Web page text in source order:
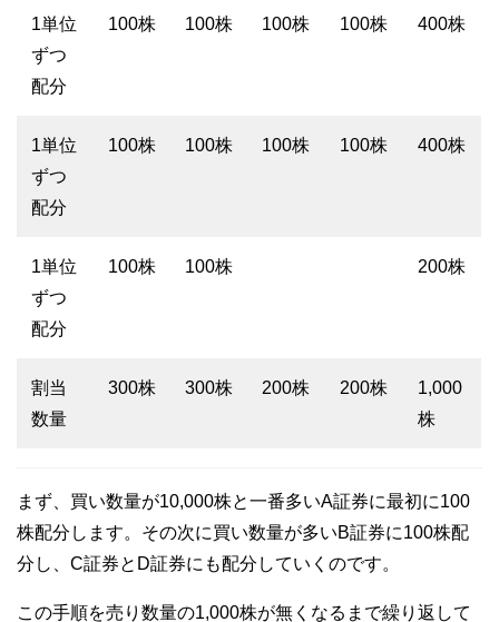
1単位
ずつ
配分
100株 100株 100株 100株 400株
1単位
ずつ
配分
100株 100株 100株 100株 400株
1単位
ずつ
配分
100株 100株 200株
割当
数量
300株 300株 200株 200株
1,000
株
まず、買い数量が10,000株と一番多いA証券に最初に100
株配分します。その次に買い数量が多いB証券に100株配
分し、C証券とD証券にも配分していくのです。
この手順を売り数量の1,000株が無くなるまで繰り返して